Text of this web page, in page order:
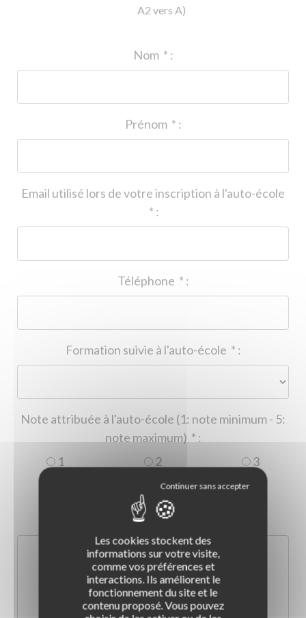
A2 vers A)
* :
* :
Email utilisé lors de votre inscription à l'auto-école
* :
* :
* :
Note attribuée à l'auto-école (1: note minimum - 5:
* :
1
2
3
5
Les cookies stockent des
informations sur votre visite,
comme vos préférences et
interactions. Ils améliorent le
fonctionnement du site et le
contenu proposé. Vous pouvez